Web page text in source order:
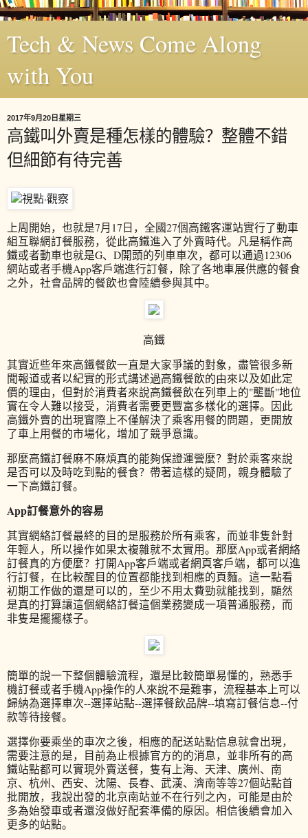
Tech & News Come Along
with You
2017年9月20日星期三
高鐵叫外賣是種怎樣的體驗？整體不錯
但細節有待完善
上周開始，也就是7月17日，全國27個高鐵客運站實行了動車
組互聯網訂餐服務，從此高鐵進入了外賣時代。凡是稱作高
鐵或者動車也就是G、D開頭的列車車次，都可以通過12306
網站或者手機App客戶端進行訂餐，除了各地車展供應的餐食
之外，社會品牌的餐飲也會陸續參與其中。
高鐵
其實近些年來高鐵餐飲一直是大家爭議的對象，盡管很多新
聞報道或者以紀實的形式講述過高鐵餐飲的由來以及如此定
價的理由，但對於消費者來說高鐵餐飲在列車上的"壟斷"地位
實在令人難以接受，消費者需要更豐富多樣化的選擇。因此
高鐵外賣的出現實際上不僅解決了乘客用餐的問題，更開放
了車上用餐的市場化，增加了競爭意識。
那麼高鐵訂餐麻不麻煩真的能夠保證運營麼？對於乘客來說
是否可以及時吃到點的餐食？帶著這樣的疑問，親身體驗了
一下高鐵訂餐。
App訂餐意外的容易
其實網絡訂餐最終的目的是服務於所有乘客，而並非隻針對
年輕人，所以操作如果太複雜就不太實用。那麼App或者網絡
訂餐真的方便麼？打開App客戶端或者網頁客戶端，都可以進
行訂餐，在比較醒目的位置都能找到相應的頁麵。這一點看
初期工作做的還是可以的，至少不用太費勁就能找到，顯然
是真的打算讓這個網絡訂餐這個業務變成一項普通服務，而
非隻是擺擺樣子。
簡單的說一下整個體驗流程，還是比較簡單易懂的，熟悉手
機訂餐或者手機App操作的人來說不是難事，流程基本上可以
歸納為選擇車次--選擇站點--選擇餐飲品牌--填寫訂餐信息--付
款等待接餐。
選擇你要乘坐的車次之後，相應的配送站點信息就會出現，
需要注意的是，目前為止根據官方的的消息，並非所有的高
鐵站點都可以實現外賣送餐，隻有上海、天津、廣州、南
京、杭州、西安、沈陽、長春、武漢、濟南等等27個站點首
批開放，我說出發的北京南站並不在行列之內，可能是由於
多為始發車或者還沒做好配套準備的原因。相信後續會加入
更多的站點。